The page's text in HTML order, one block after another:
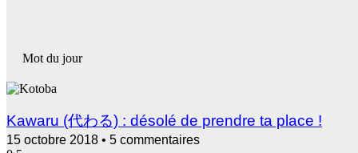
Mot du jour
Kawaru (代わる) : désolé de prendre ta place !
15 octobre 2018 5 commentaires